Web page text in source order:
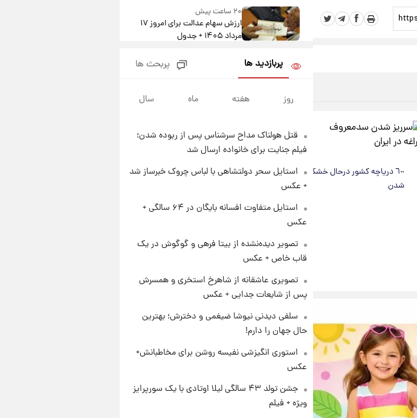
٦٠٠ دریاچه کشور درحال خشک
شدن
۲۰ ساعت پیش
ارزش سهام عدالت برای امروز ۱۷
مرداد ۱۴۰۵ + جدول
لیونل مسی عزادار شد! + جزئیات
۱ روز پیش
آمریکا + فیلم
۱ روز پیش
برای اولین بار؛ انتشار تصاویری از
رهبر جدید انقلاب/ویدیو
خاتمی/ویدیو
پربازدید ها پربحث ها
روز هفته ماه سال
قتل هولناک مداح سرشناس پس از ربوده شدن؛
فیلم جنایت برای خانواده ارسال شد
استایل سحر دولتشاهی با لباس چروک خبرساز شد
+ عکس
استایل متفاوت افسانه بایگان در ۶۴ سالگی +
عکس
تصویر دیده‌نشده از بیتا فرهی و گوگوش در یک
قاب خاص + عکس
تصویری عاشقانه از شاهرخ استخری و همسرش
پس از شایعات جدایی + عکس
سلفی دیدنی نیوشا ضیغمی و دخترش؛ بهترین
حال جهان را دارم!
استوری انگیزشی نفیسه روشن برای مخاطبانش+
عکس
جشن تولد ۴۳ سالگی لیلا اوتادی با یک سورپرایز
ویژه + فیلم